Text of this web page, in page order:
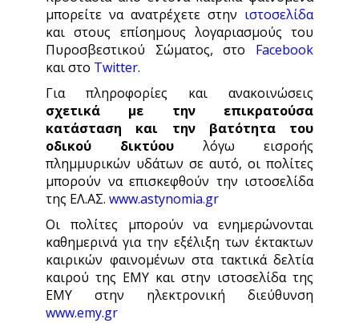
μπορείτε να ανατρέχετε στην ιστοσελίδα
και στους επίσημους λογαριασμούς του
Πυροσβεστικού Σώματος, στο Facebook
και στο Twitter.
Για πληροφορίες και ανακοινώσεις
σχετικά με την επικρατούσα
κατάσταση και την βατότητα του
οδικού δικτύου λόγω εισροής
πλημμυρικών υδάτων σε αυτό, οι πολίτες
μπορούν να επισκεφθούν την ιστοσελίδα
της ΕΛ.ΑΣ. www.astynomia.gr
Οι πολίτες μπορούν να ενημερώνονται
καθημερινά για την εξέλιξη των έκτακτων
καιρικών φαινομένων στα τακτικά δελτία
καιρού της ΕΜΥ και στην ιστοσελίδα της
ΕΜΥ στην ηλεκτρονική διεύθυνση
www.emy.gr